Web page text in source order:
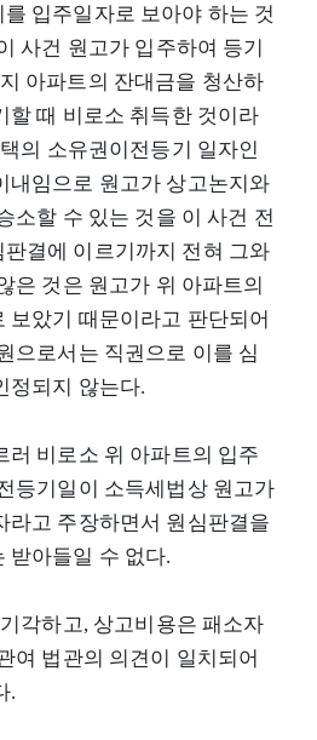
입주일자로 보아야 하는 것
사건 원고가 입주하여 등기
아파트의 잔대금을 청산하
할 때 비로소 취득한 것이라
의 소유권이전등기 일자인
내임으로 원고가 상고논지와
소할 수 있는 것을 이 사건 전
결에 이르기까지 전혀 그와
은 것은 원고가 위 아파트의
보았기 때문이라고 판단되어
으로서는 직권으로 이를 심
정되지 않는다.
러 비로소 위 아파트의 입주
등기일이 소득세법상 원고가
라고 주장하면서 원심판결을
받아들일 수 없다.
각하고, 상고비용은 패소자
여 법관의 의견이 일치되어
.